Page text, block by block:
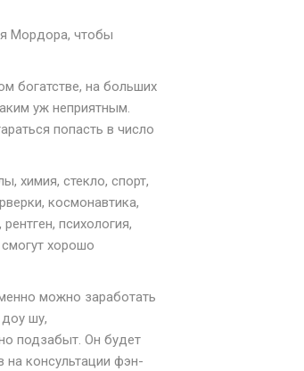
Мордора, чтобы
богатстве, на больших
уж неприятным.
попасть в число
химия, стекло, спорт,
космонавтика,
психология,
хорошо
можно заработать
шу,
подзабыт. Он будет
на консультации фэн-